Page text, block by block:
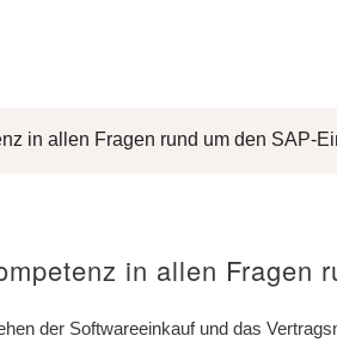
in allen Fragen rund um den SAP-
in allen Fragen
der Softwareeinkauf und das